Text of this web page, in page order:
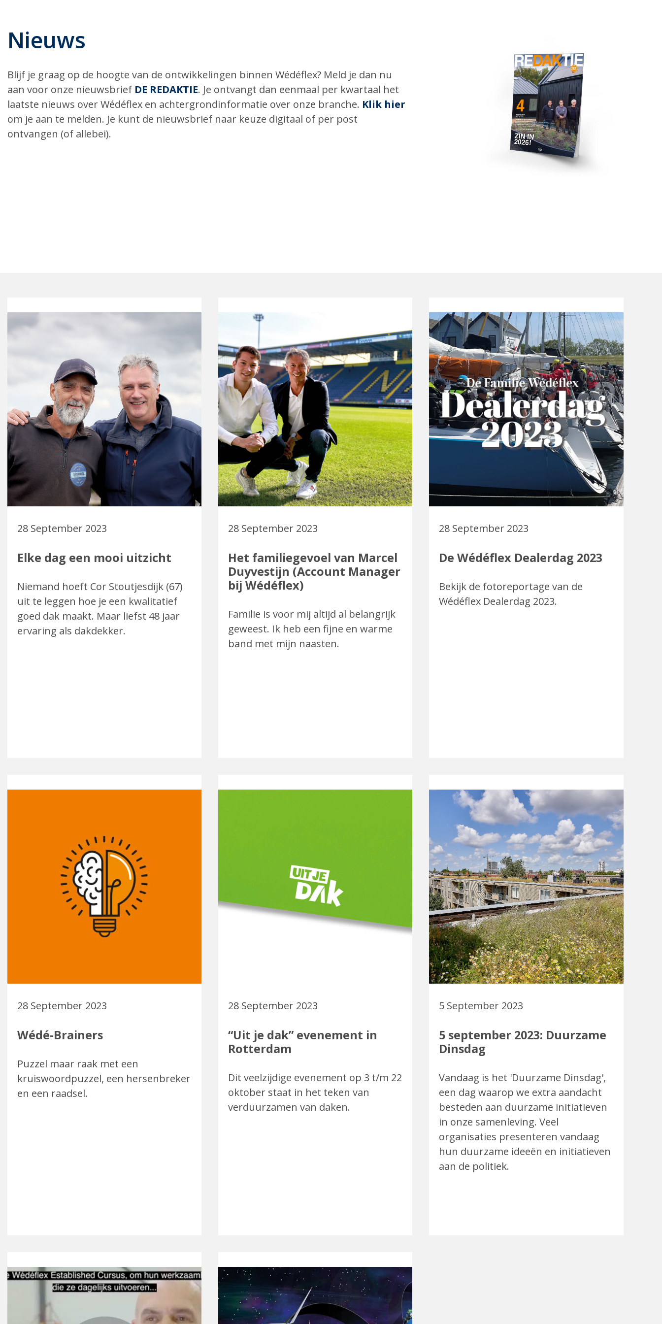
Nieuws
Blijf je graag op de hoogte van de ontwikkelingen binnen Wédéflex? Meld je dan nu
aan voor onze nieuwsbrief DE REDAKTIE. Je ontvangt dan eenmaal per kwartaal het
laatste nieuws over Wédéflex en achtergrondinformatie over onze branche. Klik hier
om je aan te melden. Je kunt de nieuwsbrief naar keuze digitaal of per post
ontvangen (of allebei).
28 September 2023
Elke dag een mooi uitzicht
Niemand hoeft Cor Stoutjesdijk (67)
uit te leggen hoe je een kwalitatief
goed dak maakt. Maar liefst 48 jaar
ervaring als dakdekker.
28 September 2023
Het familiegevoel van Marcel
Duyvestijn (Account Manager
bij Wédéflex)
Familie is voor mij altijd al belangrijk
geweest. Ik heb een fijne en warme
band met mijn naasten.
28 September 2023
De Wédéflex Dealerdag 2023
Bekijk de fotoreportage van de
Wédéflex Dealerdag 2023.
28 September 2023
Wédé-Brainers
Puzzel maar raak met een
kruiswoordpuzzel, een hersenbreker
en een raadsel.
28 September 2023
“Uit je dak” evenement in
Rotterdam
Dit veelzijdige evenement op 3 t/m 22
oktober staat in het teken van
verduurzamen van daken.
5 September 2023
5 september 2023: Duurzame
Dinsdag
Vandaag is het 'Duurzame Dinsdag',
een dag waarop we extra aandacht
besteden aan duurzame initiatieven
in onze samenleving. Veel
organisaties presenteren vandaag
hun duurzame ideeën en initiatieven
aan de politiek.